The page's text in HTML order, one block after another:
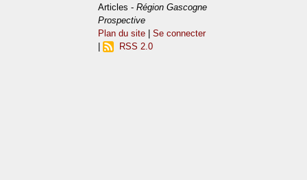
Articles -Région Gascogne
Prospective
Plan du site |Se connecter
RSS 2.0